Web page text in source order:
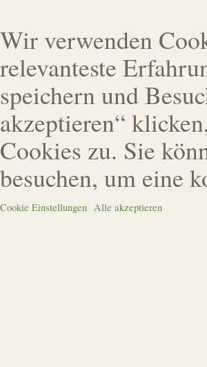
Wir verwenden
relevanteste
speichern und
akzeptieren“
Cookies zu. Sie
besuchen, um eine
Cookie Einstellungen Alle akzeptieren